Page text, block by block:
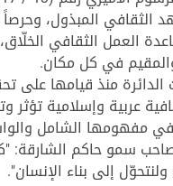
الثقافي المبذول،
العمل الثقافي
في كل مكان.
منذ قيامها على
عربية وإسلامية تؤثر
في مفهومها الشامل
سمو حاكم الشارقة:
إلى بناء الإنسان".